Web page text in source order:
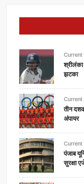
Current
श्रीलंका
झटका
Current
तीन
अंपायर
Current
पंजाब
सुरक्षा